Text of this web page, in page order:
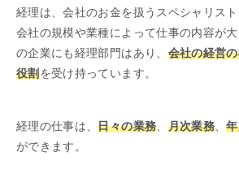
経理は、会社のお金を扱うスペシャリス
会社の規模や業種によって仕事の内容が
の企業にも経理部門はあり、 会社の経営
役割を受け持っています。
経理の仕事は、日々の業務 月次業務、
ができます。